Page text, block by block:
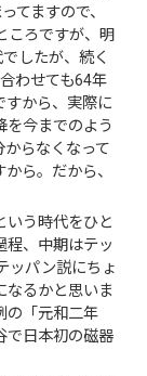
てますので、
ころですが、明
したが、続く
わせても64年
すから、実際に
を今までのよう
らなくなって
ら。だから、
いう時代をひと
程、中期はテッ
ッパン説にちょ
なるかと思いま
の「元和二年
で日本初の磁器